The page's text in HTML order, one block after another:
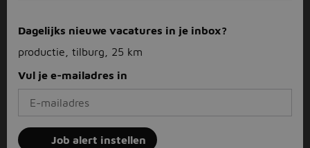
Dagelijks nieuwe vacatures in je inbox?
productie, tilburg, 25 km
Vul je e-mailadres in
Job alert instellen